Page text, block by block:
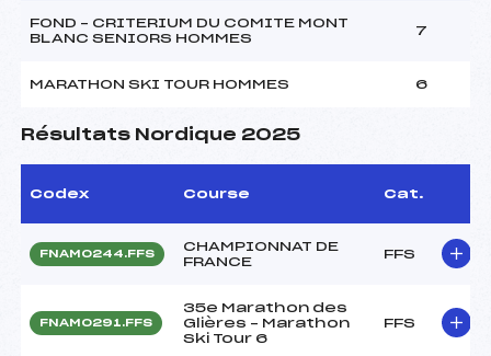
FOND – CRITERIUM DU COMITE MONT
BLANC SENIORS HOMMES
7
MARATHON SKI TOUR HOMMES 6
Résultats Nordique 2025
Codex Course Cat.
FNAM0244.FFS
CHAMPIONNAT DE
FRANCE
FFS
FNAM0291.FFS
35e Marathon des
Glières – Marathon
Ski Tour 6
FFS